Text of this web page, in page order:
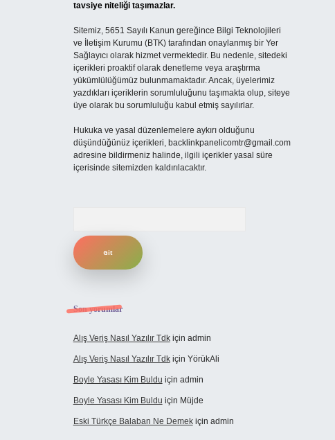
tavsiye niteliği taşımazlar.
Sitemiz, 5651 Sayılı Kanun gereğince Bilgi Teknolojileri
ve İletişim Kurumu (BTK) tarafından onaylanmış bir Yer
Sağlayıcı olarak hizmet vermektedir. Bu nedenle, sitedeki
içerikleri proaktif olarak denetleme veya araştırma
yükümlülüğümüz bulunmamaktadır. Ancak, üyelerimiz
yazdıkları içeriklerin sorumluluğunu taşımakta olup, siteye
üye olarak bu sorumluluğu kabul etmiş sayılırlar.
Hukuka ve yasal düzenlemelere aykırı olduğunu
düşündüğünüz içerikleri, backlinkpanelicomtr@gmail.com
adresine bildirmeniz halinde, ilgili içerikler yasal süre
içerisinde sitemizden kaldırılacaktır.
Son yorumlar
Alış Veriş Nasıl Yazılır Tdkiçin admin
Alış Veriş Nasıl Yazılır Tdkiçin YörükAli
Boyle Yasası Kim Buldu için admin
Boyle Yasası Kim Buldu için Müjde
Eski Türkçe Balaban Ne Demekiçin admin